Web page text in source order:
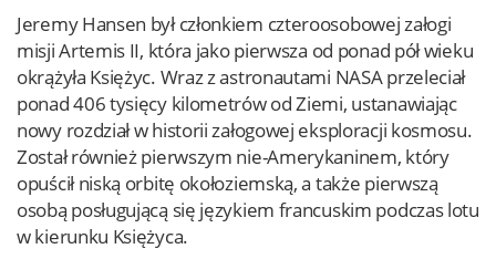
Jeremy Hansen był członkiem czteroosobowej załogi
misji Artemis II, która jako pierwsza od ponad pół wieku
okrążyła Księżyc. Wraz z astronautami NASA przeleciał
ponad 406 tysięcy kilometrów od Ziemi, ustanawiając
nowy rozdział w historii załogowej eksploracji kosmosu.
Został również pierwszym nie-Amerykaninem, który
opuścił niską orbitę okołoziemską, a także pierwszą
osobą posługującą się językiem francuskim podczas lotu
w kierunku Księżyca.